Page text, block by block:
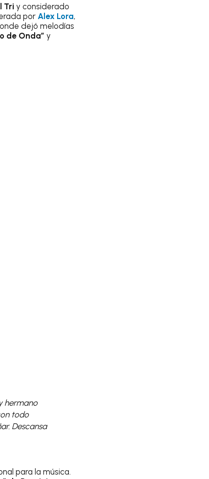
Tri y considerado
porAlex Lora,
dejó melodías
de Onda” y
hermano
todo
Descansa
para la música.